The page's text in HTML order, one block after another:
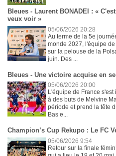
Bleues - Laurent BONADEI : «
veux voir »
05/06/2026 20:28
Au terme de la 5e
monde 2027, l'équipe
sur la pelouse de la
juin. Des ...
Bleues - Une victoire acquise en
05/06/2026 20:00
L'équipe de France
à des buts de Melvine
période et prend la tête
Bas e...
Champion’s Cup Rekupo : Le FC
05/06/2026 9:54
Retour sur la finale